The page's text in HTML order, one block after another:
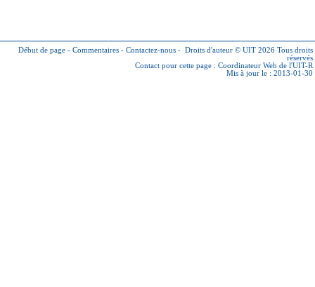
Début de page - Commentaires - Contactez-nous - Droits d'auteur © UIT 2026 Tous droits
réservés
Contact pour cette page : Coordinateur Web de l'UIT-R
Mis à jour le : 2013-01-30